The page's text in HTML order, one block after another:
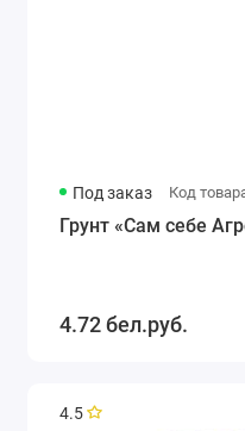
Под заказ Код
Грунт «Сам себе
4.72 бел.руб.
4.5